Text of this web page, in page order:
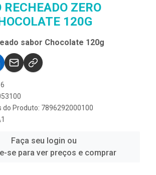
RECHEADO ZERO
120G
sabor Chocolate 120g
do Produto: 7896292000100
Faça seu login ou
se para ver preços e comprar